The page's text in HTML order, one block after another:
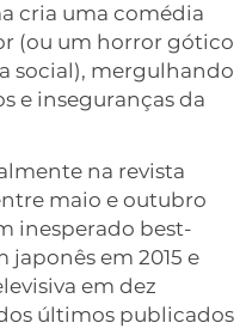
cria uma comédia
(ou um horror gótico
social), mergulhando
e inseguranças da
na revista
maio e outubro
inesperado best-
em 2015 e
em dez
últimos publicados